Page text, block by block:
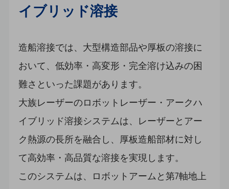
イブリッド溶接
造船溶接では、大型構造部品や厚板の溶接に
おいて、低効率・高変形・完全溶け込みの困
難さといった課題があります。
大族レーザーのロボットレーザー・アークハ
イブリッド溶接システムは、レーザーとアー
ク熱源の長所を融合し、厚板造船部材に対し
て高効率・高品質な溶接を実現します。
このシステムは、ロボットアームと第7軸地上